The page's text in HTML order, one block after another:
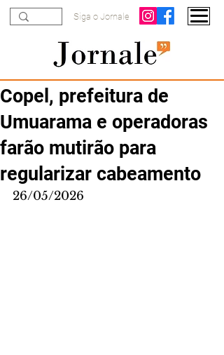
Siga o Jornale
Copel, prefeitura de
Umuarama e operadoras
farão mutirão para
regularizar cabeamento
26/05/2026